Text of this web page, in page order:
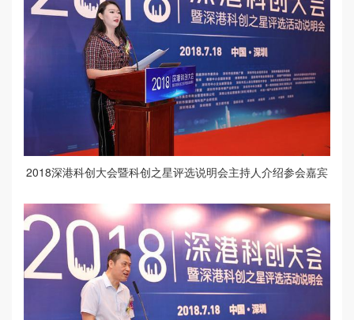
2018深港科创大会暨科创之星评选说明会主持人介绍参会嘉宾